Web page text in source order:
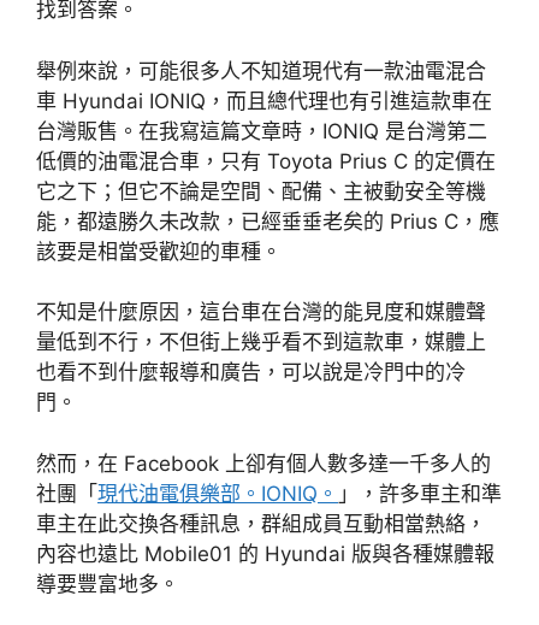
找到答案。
舉例來說，可能很多人不知道現代有一款油電混合
車 Hyundai IONIQ，而且總代理也有引進這款車在
台灣販售。在我寫這篇文章時，IONIQ 是台灣第二
低價的油電混合車，只有 Toyota Prius C 的定價在
它之下；但它不論是空間、配備、主被動安全等機
能，都遠勝久未改款，已經垂垂老矣的 Prius C，應
該要是相當受歡迎的車種。
不知是什麼原因，這台車在台灣的能見度和媒體聲
量低到不行，不但街上幾乎看不到這款車，媒體上
也看不到什麼報導和廣告，可以說是冷門中的冷
門。
然而，在 Facebook 上卻有個人數多達一千多人的
社團「現代油電俱樂部。IONIQ。 」，許多車主和準
車主在此交換各種訊息，群組成員互動相當熱絡，
內容也遠比 Mobile01 的 Hyundai 版與各種媒體報
導要豐富地多。